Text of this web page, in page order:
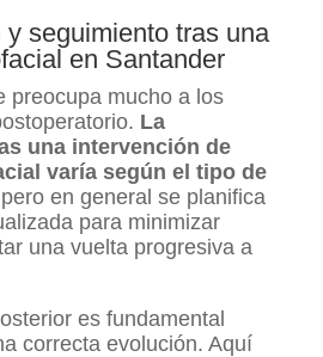
seguimiento tras una
en Santander
preocupa mucho a los
La
una intervención de
varía según el tipo de
en general se planifica
para minimizar
una vuelta progresiva a
es fundamental
correcta evolución. Aquí